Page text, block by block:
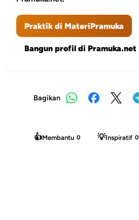
Praktik di MateriPramuka
Bangun profil di Pramuka.net
Bagikan
👍Membantu 0 💡Inspiratif 0